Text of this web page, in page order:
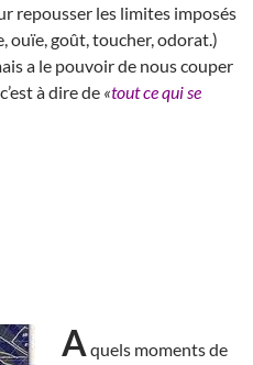
repousser les limites imposés
ouïe, goût, toucher, odorat.)
a le pouvoir de nous couper
, c’est à dire de «tout ce qui se
A quels moments de